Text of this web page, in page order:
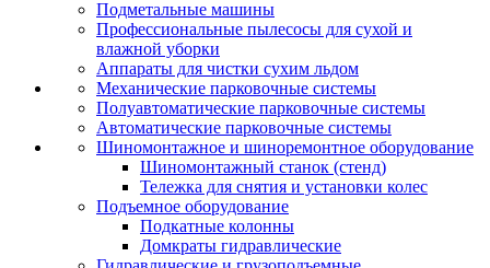
Подметальные машины
Профессиональные пылесосы для сухой и
влажной уборки
Аппараты для чистки сухим льдом
Механические парковочные системы
Полуавтоматические парковочные системы
Автоматические парковочные системы
Шиномонтажное и шиноремонтное оборудование
Шиномонтажный станок (стенд)
Тележка для снятия и установки колес
Подъемное оборудование
Подкатные колонны
Домкраты гидравлические